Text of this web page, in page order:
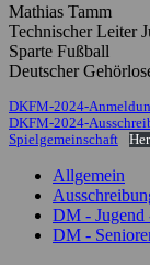
Mathias Tamm
Technischer Leiter
Sparte Fußball
Deutscher
DKFM-2024-
DKFM-2024-
Spielgemeinschaft
Allgemein
DM -
DM -